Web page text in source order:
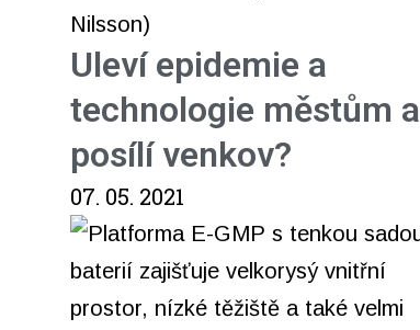
Uleví epidemie a
technologie městům a
posílí venkov?
07. 05. 2021